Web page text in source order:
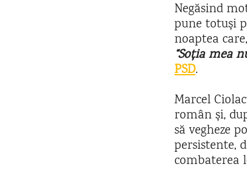
Negăsind
pune totuși
noaptea
“Soția mea
PSD.
Marcel
român și,
să vegheze
persistente,
combaterea